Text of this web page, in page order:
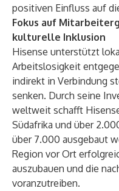
positiven Einfluss auf
Fokus auf
kulturelle Inklusion
Hisense unterstützt
Arbeitslosigkeit
indirekt in Verbindung
senken. Durch seine
weltweit schafft
Südafrika und über
über 7.000 ausgebaut
Region vor Ort
auszubauen und die
voranzutreiben.